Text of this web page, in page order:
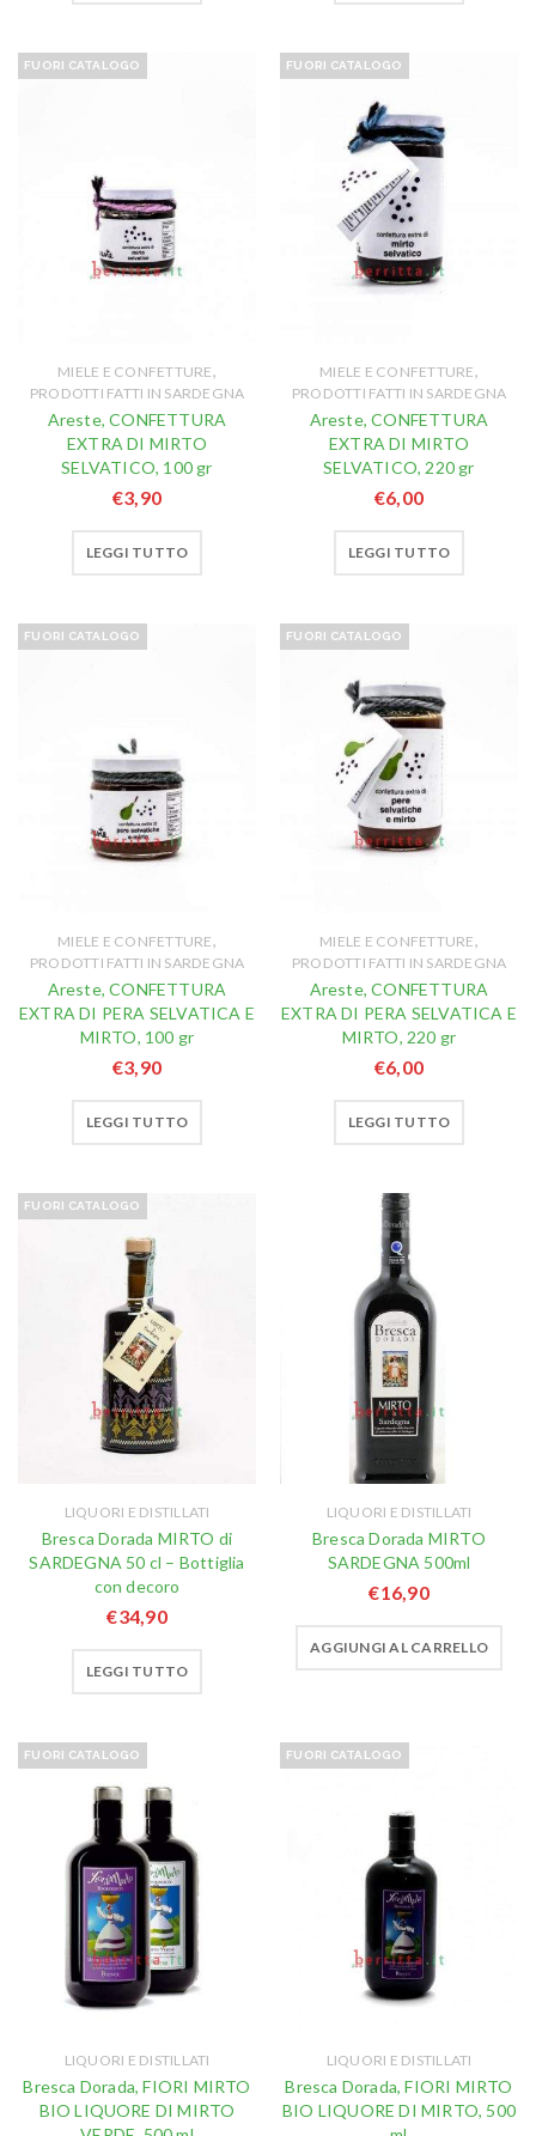
FUORI CATALOGO
MIELE E CONFETTURE,
PRODOTTI FATTI IN SARDEGNA
Areste, CONFETTURA
EXTRA DI MIRTO
SELVATICO, 100 gr
€3,90
LEGGI TUTTO
FUORI CATALOGO
MIELE E CONFETTURE,
PRODOTTI FATTI IN SARDEGNA
Areste, CONFETTURA
EXTRA DI MIRTO
SELVATICO, 220 gr
€6,00
LEGGI TUTTO
FUORI CATALOGO
MIELE E CONFETTURE,
PRODOTTI FATTI IN SARDEGNA
Areste, CONFETTURA
EXTRA DI PERA SELVATICA E
MIRTO, 100 gr
€3,90
LEGGI TUTTO
FUORI CATALOGO
MIELE E CONFETTURE,
PRODOTTI FATTI IN SARDEGNA
Areste, CONFETTURA
EXTRA DI PERA SELVATICA E
MIRTO, 220 gr
€6,00
LEGGI TUTTO
FUORI CATALOGO
LIQUORI E DISTILLATI
Bresca Dorada MIRTO di
SARDEGNA 50 cl – Bottiglia
con decoro
€34,90
LEGGI TUTTO
LIQUORI E DISTILLATI
Bresca Dorada MIRTO
SARDEGNA 500ml
€16,90
AGGIUNGI AL CARRELLO
FUORI CATALOGO
LIQUORI E DISTILLATI
Bresca Dorada, FIORI MIRTO
BIO LIQUORE DI MIRTO
FUORI CATALOGO
LIQUORI E DISTILLATI
Bresca Dorada, FIORI MIRTO
BIO LIQUORE DI MIRTO, 500